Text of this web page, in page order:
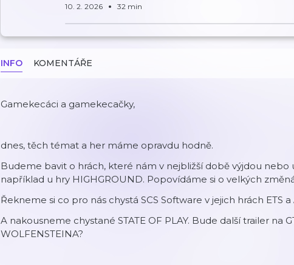
10. 2. 2026 32 min
INFO KOMENTÁŘE
Gamekecáci a gamekecačky,
dnes, těch témat a her máme opravdu hodně.
Budeme bavit o hrách, které nám v nejbližší době výjdou nebo
například u hry HIGHGROUND. Popovídáme si o velkých
Řekneme si co pro nás chystá SCS Software v jejich hrách ETS a
A nakousneme chystané STATE OF PLAY. Bude další trailer na
WOLFENSTEINA?